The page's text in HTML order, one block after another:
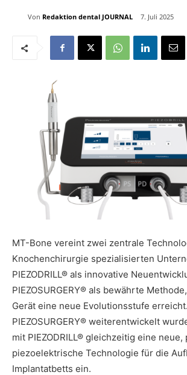
Von Redaktion dental JOURNAL 7. Juli 2025
MT-Bone vereint zwei zentrale
Knochenchirurgie spezialisierten
PIEZODRILL® als innovative
PIEZOSURGERY® als bewährte
Gerät eine neue Evolutionsstufe
PIEZOSURGERY® weiterentwickelt
mit PIEZODRILL® gleichzeitig eine
piezoelektrische Technologie für die
Implantatbetts ein.